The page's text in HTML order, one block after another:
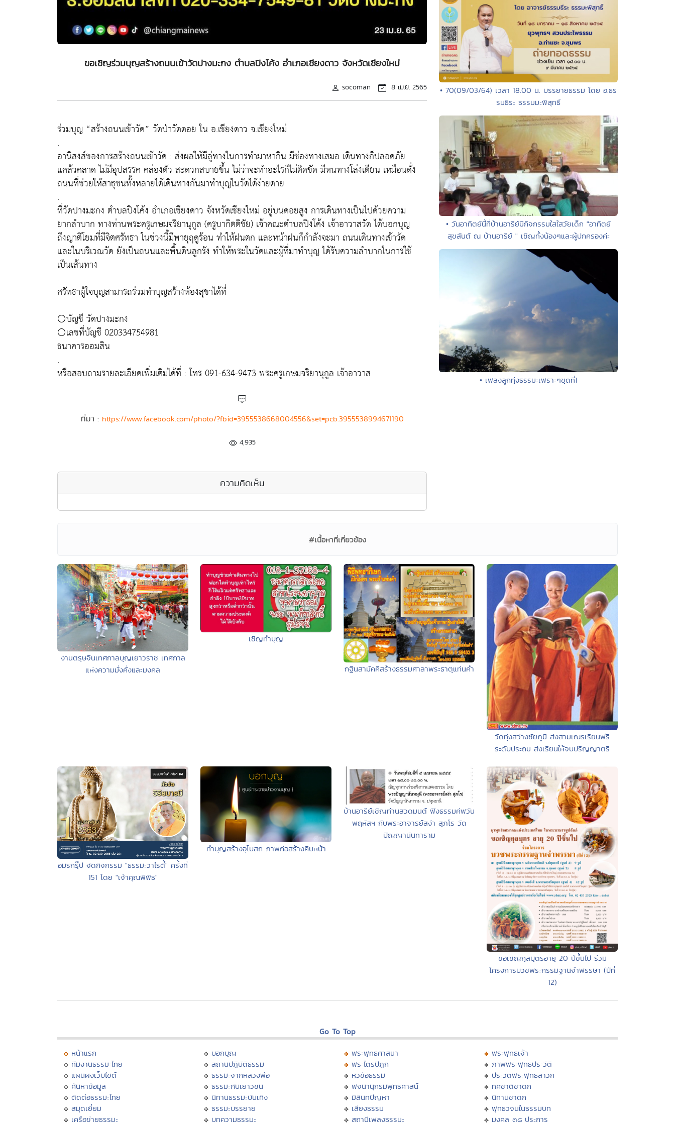
ขอเชิญร่วมบุญสร้างถนนเข้าวัดปางมะกง ตำบลปิงโค้ง อำเภอเชียงดาว จังหวัดเชียงใหม่
socoman 8 เม.ย. 2565
ร่วมบุญ “สร้างถนนเข้าวัด” วัดป่าวัดดอย ใน อ.เชียงดาว จ.เชียงใหม่
.
อานิสงส์ของการสร้างถนนเข้าวัด : ส่งผลให้มีลู่ทางในการทำมาหากิน มีช่องทางเสมอ เดินทางก็ปลอดภัย
แคล้วคลาด ไม่มีอุปสรรค คล่องตัว สะดวกสบายขึ้น ไม่ว่าจะทำอะไรก็ไม่ติดขัด มีหนทางโล่งเตียน เหมือนดั่ง
ถนนที่ช่วยให้สาธุชนทั้งหลายได้เดินทางกันมาทำบุญในวัดได้ง่ายดาย
.
ที่วัดปางมะกง ตำบลปิงโค้ง อำเภอเชียงดาว จังหวัดเชียงใหม่ อยู่บนดอยสูง การเดินทางเป็นไปด้วยความ
ยากลำบาก ทางท่านพระครูเกษมจริยานุกูล (ครูบากิตติชัย) เจ้าคณะตำบลปิงโค้ง เจ้าอาวาสวัด ได้บอกบุญ
ถึงญาติโยมที่มีจิตศรัทธา ในช่วงนี้มีพายุฤดูร้อน ทำให้ฝนตก และหน้าฝนก็กำลังจะมา ถนนเดินทางเข้าวัด
และในบริเวณวัด ยังเป็นถนนและพื้นดินลูกรัง ทำให้พระในวัดและผู้ที่มาทำบุญ ได้รับความลำบากในการใช้
เป็นเส้นทาง
.
ศรัทธาผู้ใจบุญสามารถร่วมทำบุญสร้างห้องสุขาได้ที่
⚪️บัญชี วัดปางมะกง
⚪️เลขที่บัญชี 020334754981
ธนาคารออมสิน
.
หรือสอบถามรายละเอียดเพิ่มเติมได้ที่ : โทร 091-634-9473 พระครูเกษมจริยานุกูล เจ้าอาวาส
ที่มา : https://www.facebook.com/photo/?fbid=3955538668004556&set=pcb.3955538994671190
4,935
ความคิดเห็น
• 70(09/03/64) เวลา 18.00 น. บรรยายธรรม โดย อ.ธร
รมธีระ ธรรมมะพิสุทธิ์
• วันอาทิตย์นี้ที่บ้านอารีย์มีกิจกรรมใสใสวัยเด็ก "อาทิตย์
สุขสันต์ ณ บ้านอารีย์ " เชิญทั้งน้องๆและผู้ปกครองค่ะ
• เพลงลูกทุ่งธรรมะเพราะๆชุดที่1
#เนื้อหาที่เกี่ยวข้อง
งานตรุษจีนเทศกาลบุญเยาวราช เทศกาล
แห่งความมั่งคั่งและมงคล
เชิญทำบุญ
กฐินสามัคคีสร้างธรรมศาลาพระธาตุแท่นคำ
วัดทุ่งสว่างชัยภูมิ ส่งสามเณรเรียนฟรี
ระดับประถม ส่งเรียนให้จบปริญญาตรี
อมรกรุ๊ป จัดกิจกรรม "ธรรมะวาไรตี้" ครั้งที่
151 โดย "เจ้าคุณพิพิธ"
ทำบุญสร้างอุโบสถ ภาพก่อสร้างคืบหน้า
บ้านอารีย์เชิญท่านสวดมนต์ ฟังธรรมค่พวัน
พฤหัสฯ กับพระอาจารย์สง่า สุภโร วัด
ปัญญานันทาราม
ขอเชิญกุลบุตรอายุ 20 ปีขึ้นไป ร่วม
โครงการบวชพระกรรมฐานจำพรรษา (ปีที่
12)
Go To Top
หน้าแรก
ทีมงานธรรมะไทย
แผนผังเว็บไซต์
ค้นหาข้อมูล
ติดต่อธรรมะไทย
สมุดเยี่ยม
เครือข่ายธรรมะ
บอกบุญ
สถานปฏิบัติธรรม
ธรรมะจากหลวงพ่อ
ธรรมะกับเยาวชน
นิทานธรรมะบันเทิง
ธรรมะบรรยาย
บทความธรรมะ
พระพุทธศาสนา
พระไตรปิฏก
หัวข้อธรรม
พจนานุกรมพุทธศาสน์
มิลินทปัญหา
เสียงธรรม
สถานีเพลงธรรมะ
พระพุทธเจ้า
ภาพพระพุทธประวัติ
ประวัติพระพุทธสาวก
ทศชาติชาดก
นิทานชาดก
พุทธวจนในธรรมบท
มงคล ๓๘ ประการ